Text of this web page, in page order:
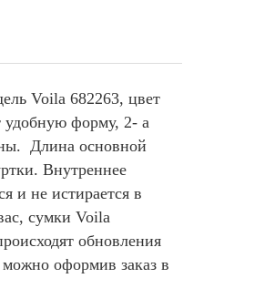
Voila 682263, цвет
удобную форму, 2- а
Длина основной
Внутреннее
и не истирается в
сумки Voila
обновления
оформив заказ в